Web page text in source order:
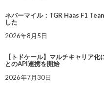
ネバーマイル：TGR Haas F1
した
2026年8月5日
【トドケール】マルチキャリア
とのAPI連携を開始
2026年7月30日